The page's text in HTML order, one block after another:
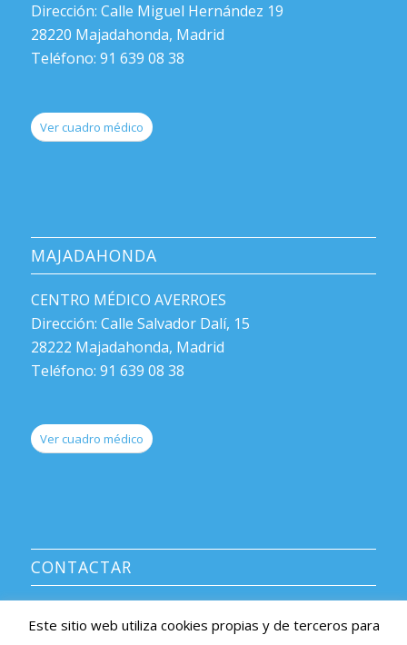
Dirección: Calle Miguel Hernández 19
28220 Majadahonda, Madrid
Teléfono: 91 639 08 38
Ver cuadro médico
MAJADAHONDA
CENTRO MÉDICO AVERROES
Dirección: Calle Salvador Dalí, 15
28222 Majadahonda, Madrid
Teléfono: 91 639 08 38
Ver cuadro médico
CONTACTAR
Información y citas: 91 639 08 38
Este sitio web utiliza cookies propias y de terceros para